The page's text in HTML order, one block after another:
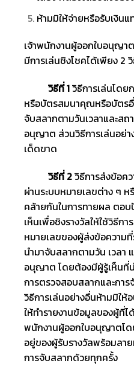
ห้ามมิให้จ่ายหรือรับเงิน
เจ้าพนักงานผู้ออกใบอนุญา
มีการเล่นชิงโชคได้เพียง 2
วิธีที่1วิธีการเล่นโดย
หรือบัตรสมนาคุณหรือบัตร
จับสลากตามวันเวลาและสถ
อนุญาต ส่วนวิธีการเล่นอย่
เด็ดขาด
วิธีที่2วิธีการส่งข้อค
ผ่านระบบหมายเลขต่าง ๆ
คล้ายกันในการทายผล ตอ
เห็นเพื่อชิงรางวัลให้ใช้วิธีก
หมายเลขของผู้ส่งข้อความ
นำมาจับสลากตามวัน เวลา
อนุญาต โดยต้องมีผู้รู้เห็นที่
การตรวจสอบสลากและกา
วิธีการเล่นอย่างอื่นห้ามมิใ
ให้ทำรายงานข้อมูลของผู้ที่ไ
พนักงานผู้ออกใบอนุญาตโ
อยู่ของผู้รับรางวัลพร้อมลา
การจับสลากด้วยทุกครั้ง